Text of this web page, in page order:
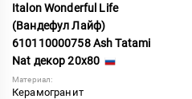
Italon Wonderful Life
(Вандефул Лайф)
610110000758 Ash Tatami
Nat декор 20x80
Материал:
Керамогранит